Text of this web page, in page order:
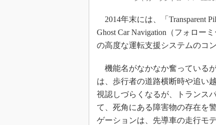
2014年末には、「Transparent
Ghost Car Navigation（フォロー
の高度な運転支援システムのコ
機能名がなかなか奮っている
は、歩行者の道路横断時や追い
視認しづらくなるが、トランス
て、死角にある障害物の存在を
ゲーションは、先導車の走行モ